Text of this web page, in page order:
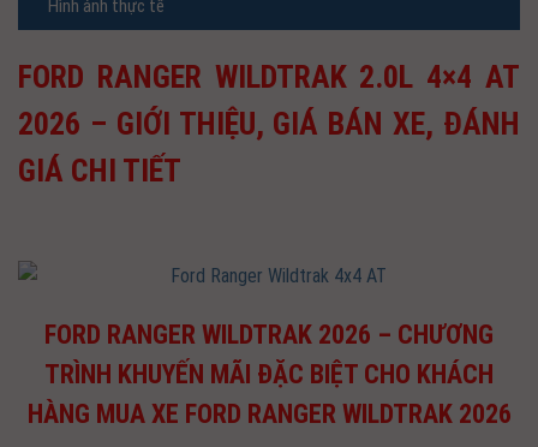
Hình ảnh thực tế
FORD RANGER WILDTRAK 2.0L 4×4 AT
2026 – GIỚI THIỆU, GIÁ BÁN XE, ĐÁNH
GIÁ CHI TIẾT
FORD RANGER WILDTRAK 2026 – CHƯƠNG
TRÌNH KHUYẾN MÃI ĐẶC BIỆT CHO KHÁCH
HÀNG MUA XE FORD RANGER WILDTRAK 2026